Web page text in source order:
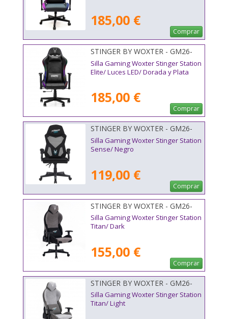
185,00 €
Comprar
STINGER BY WOXTER - GM26-
068
Silla Gaming Woxter Stinger Station
Elite/ Luces LED/ Dorada y Plata
185,00 €
Comprar
STINGER BY WOXTER - GM26-
124
Silla Gaming Woxter Stinger Station
Sense/ Negro
119,00 €
Comprar
STINGER BY WOXTER - GM26-
110
Silla Gaming Woxter Stinger Station
Titan/ Dark
155,00 €
Comprar
STINGER BY WOXTER - GM26-
113
Silla Gaming Woxter Stinger Station
Titan/ Light